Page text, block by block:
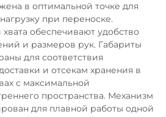
в оптимальной точке для
при переноске.
обеспечивают удобство
и размеров рук. Габариты
для соответствия
и отсекам хранения в
с максимальной
пространства. Механизм
для плавной работы одной